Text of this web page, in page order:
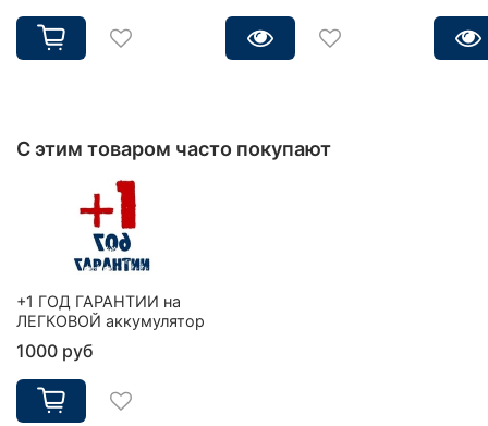
С этим товаром часто покупают
+1 ГОД ГАРАНТИИ на
ЛЕГКОВОЙ аккумулятор
1000 руб